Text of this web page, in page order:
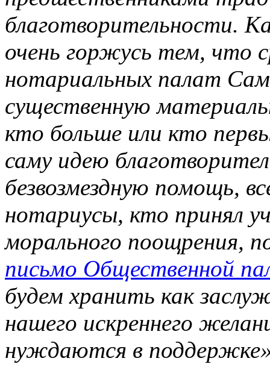
благотворительности.
очень горжусь тем, что
нотариальных палат
существенную
кто больше или кто
саму идею
безвозмездную помощь,
нотариусы, кто принял
морального поощрения,
письмо Общественной
будем хранить как
нашего искреннего
нуждаются в